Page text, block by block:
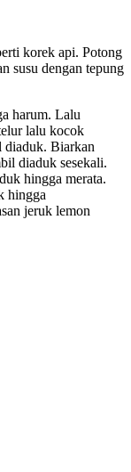
korek api. Potong
susu dengan tepung
harum. Lalu
lalu kocok
diaduk. Biarkan
diaduk sesekali.
hingga merata.
hingga
jeruk lemon